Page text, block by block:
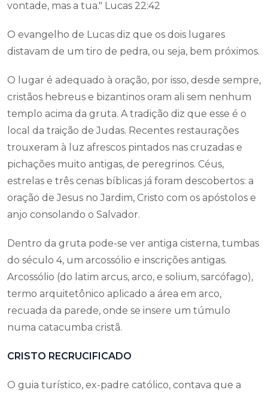
vontade, mas a tua." Lucas 22:42
O evangelho de Lucas diz que os dois lugares
distavam de um tiro de pedra, ou seja, bem próximos.
O lugar é adequado à oração, por isso, desde sempre,
cristãos hebreus e bizantinos oram ali sem nenhum
templo acima da gruta. A tradição diz que esse é o
local da traição de Judas. Recentes restaurações
trouxeram à luz afrescos pintados nas cruzadas e
pichações muito antigas, de peregrinos. Céus,
estrelas e três cenas bíblicas já foram descobertos: a
oração de Jesus no Jardim, Cristo com os apóstolos e
anjo consolando o Salvador.
Dentro da gruta pode-se ver antiga cisterna, tumbas
do século 4, um arcossólio e inscrições antigas.
Arcossólio (do latim arcus, arco, e solium, sarcófago),
termo arquitetônico aplicado a área em arco,
recuada da parede, onde se insere um túmulo
numa catacumba cristã.
CRISTO RECRUCIFICADO
O guia turístico, ex-padre católico, contava que a